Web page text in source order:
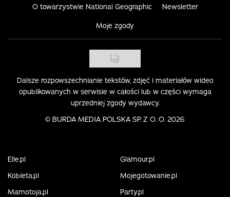
O towarzystwie National Geographic Newsletter
Moje zgody
Dalsze rozpowszechnianie tekstów, zdjęć i materiałów wideo
opublikowanych w serwisie w całości lub w części wymaga
uprzedniej zgody wydawcy.
© BURDA MEDIA POLSKA SP. Z O. O. 2026
Elle.pl
Glamour.pl
Kobieta.pl
Mojegotowanie.pl
Mamotoja.pl
Party.pl